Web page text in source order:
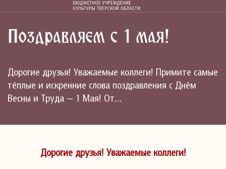
Поздравляем с 1 мая!
Дорогие друзья! Уважаемые коллеги! Примите самые
тёплые и искренние слова поздравления с Днём
Весны и Труда — 1 Мая! От…
Дорогие друзья! Уважаемые коллеги!